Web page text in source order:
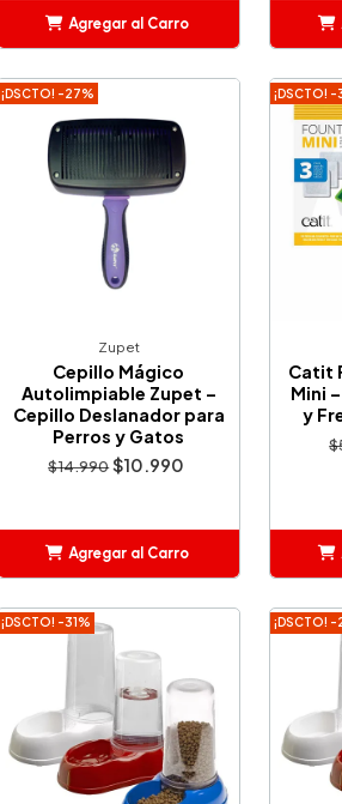
Agregar al Carro
¡DSCTO! -27%
Zupet
Cepillo Mágico
Autolimpiable Zupet –
Cepillo Deslanador para
Perros y Gatos
$14.990$10.990
Agregar al Carro
¡DSCTO! -
Catit
Mini
y
¡DSCTO! -31% ¡DSCTO! -